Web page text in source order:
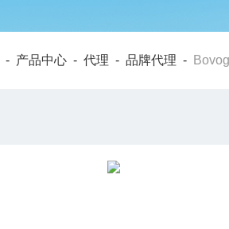
- 产品中心 - 代理 - 品牌代理 -